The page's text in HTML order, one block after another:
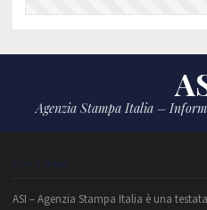
Agenzia Stampa Italia –
CHI SIAMO
ASI – Agenzia Stampa Italia è una